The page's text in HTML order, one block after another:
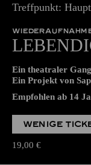
10.10.2026
16:30 - 18:15
Treffpunkt:
WIEDERAUFNAHME
Ein Projekt von
Empfohlen ab 14